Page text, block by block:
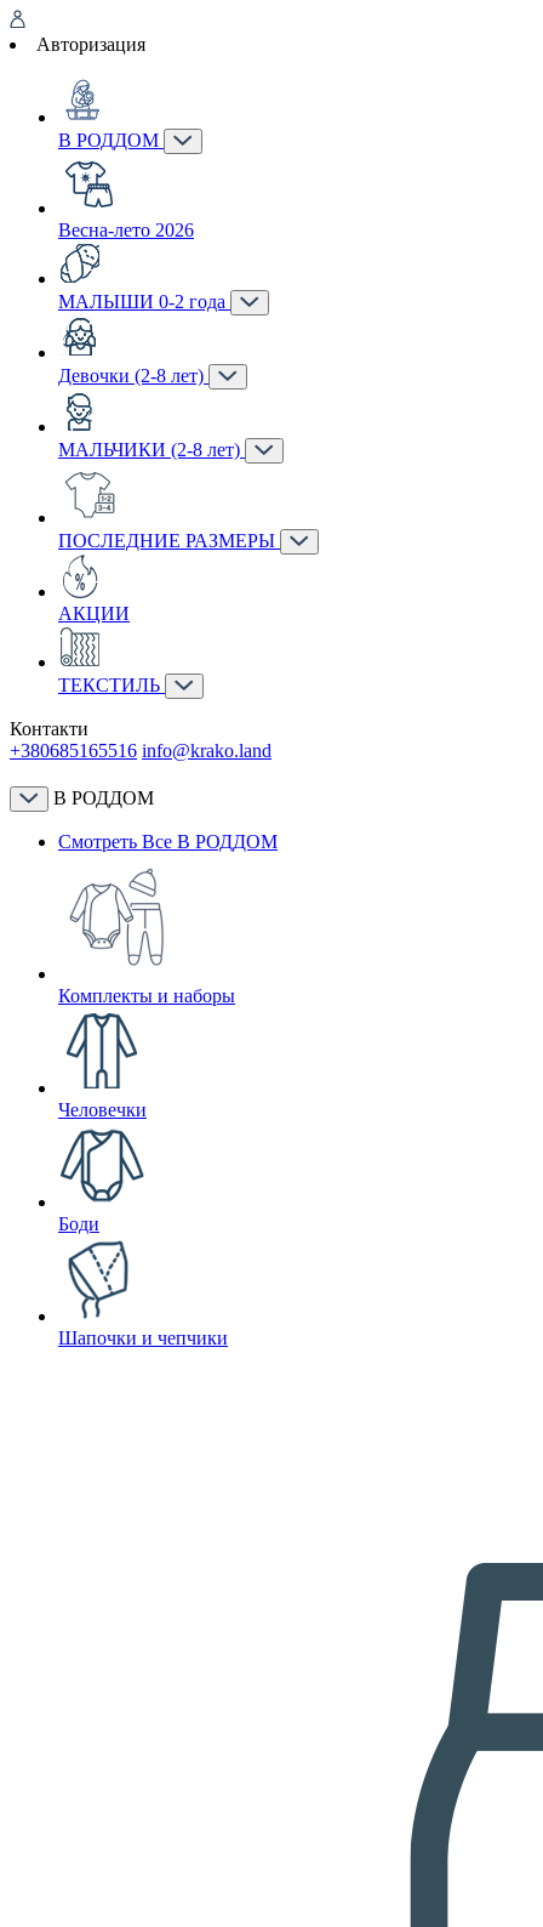
Авторизация
В РОДДОМ
Весна-лето 2026
МАЛЫШИ 0-2 года
Девочки (2-8 лет)
МАЛЬЧИКИ (2-8 лет)
ПОСЛЕДНИЕ РАЗМЕРЫ
АКЦИИ
ТЕКСТИЛЬ
Контакти
+380685165516 info@krako.land
В РОДДОМ
Смотреть Все В РОДДОМ
Комплекты и наборы
Человечки
Боди
Шапочки и чепчики